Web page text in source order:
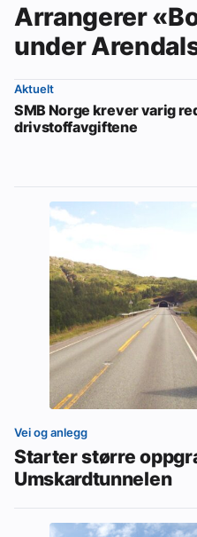
Arrangerer
under
Aktuelt
SMB Norge krever varig
drivstoffavgiftene
Vei og anlegg
Starter større
Umskardtunnelen